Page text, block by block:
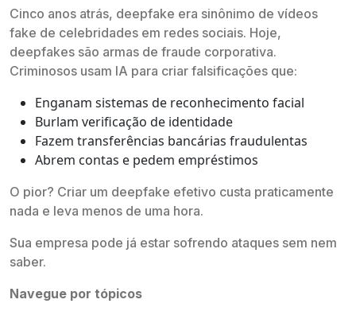
Cinco anos atrás, deepfake era sinônimo de vídeos
fake de celebridades em redes sociais. Hoje,
deepfakes são armas de fraude corporativa.
Criminosos usam IA para criar falsificações que:
Enganam sistemas de reconhecimento facial
Burlam verificação de identidade
Fazem transferências bancárias fraudulentas
Abrem contas e pedem empréstimos
O pior? Criar um deepfake efetivo custa praticamente
nada e leva menos de uma hora.
Sua empresa pode já estar sofrendo ataques sem nem
saber.
Navegue por tópicos